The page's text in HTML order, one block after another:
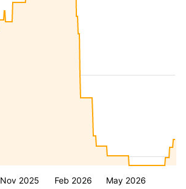
Nov 2025 Feb 2026 May 2026